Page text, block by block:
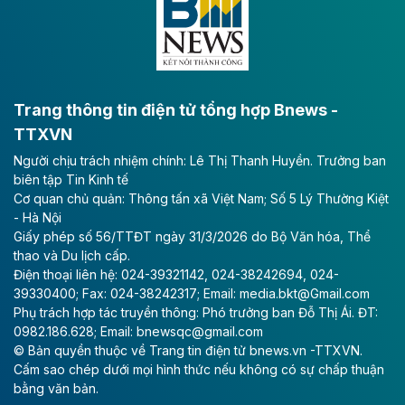
Long Thành
Tổng công ty Cảng hàng không Việt Nam - CTCP
(ACV) vừa lập kỷ lục mới về lợi nhuận trong quý
II/2026.
Theo baodautu.vn
Vinaconex lập đỉnh doanh thu
Tổng CTCP Xuất nhập khẩu và Xây dựng Việt Nam
(Vinaconex) đã khép lại nửa đầu năm với doanh thu
thuần gần 7.268 tỷ đồng, tăng 4% so với cùng kỳ và
cũng là mức cao nhất lịch sử hoạt động của doanh
nghiệp.
Trang thông tin điện tử tổng hợp Bnews -
TTXVN
Người chịu trách nhiệm chính: Lê Thị Thanh Huyền. Trưởng ban
biên tập Tin Kinh tế
Cơ quan chủ quản: Thông tấn xã Việt Nam; Số 5 Lý Thường Kiệt
- Hà Nội
Giấy phép số 56/TTĐT ngày 31/3/2026 do Bộ Văn hóa, Thể
thao và Du lịch cấp.
Điện thoại liên hệ: 024-39321142, 024-38242694, 024-
39330400; Fax: 024-38242317; Email: media.bkt@Gmail.com
Phụ trách hợp tác truyền thông: Phó trưởng ban Đỗ Thị Ái. ĐT:
0982.186.628; Email: bnewsqc@gmail.com
© Bản quyền thuộc về Trang tin điện tử bnews.vn -TTXVN.
Cấm sao chép dưới mọi hình thức nếu không có sự chấp thuận
bằng văn bản.